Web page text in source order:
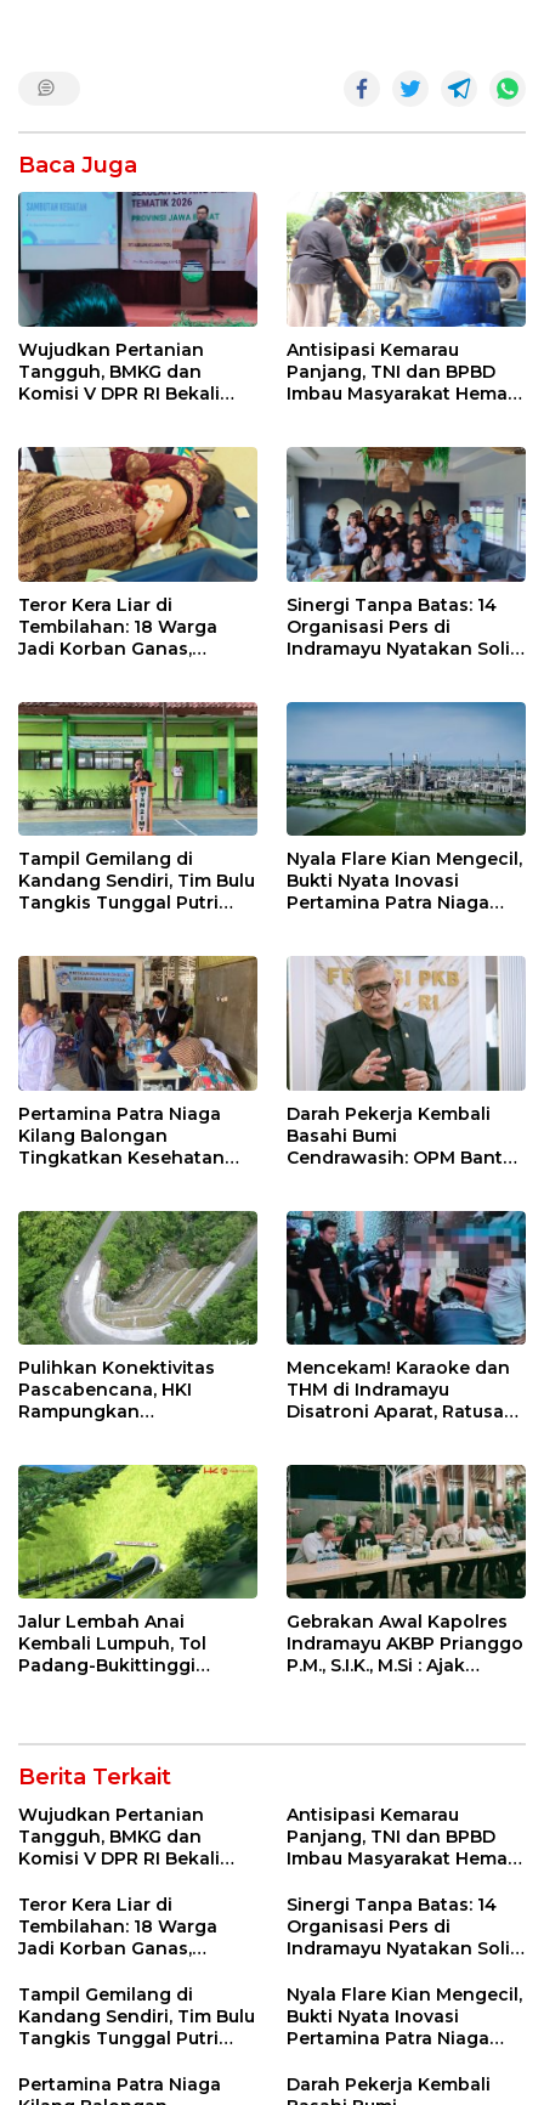
Baca Juga
Wujudkan Pertanian
Tangguh, BMKG dan
Komisi V DPR RI Bekali
Antisipasi Kemarau
Panjang, TNI dan BPBD
Imbau Masyarakat Hemat
Teror Kera Liar di
Tembilahan: 18 Warga
Jadi Korban Ganas,
Sinergi Tanpa Batas: 14
Organisasi Pers di
Indramayu Nyatakan Solid
Tampil Gemilang di
Kandang Sendiri, Tim Bulu
Tangkis Tunggal Putri
Jatibarang 2026
Nyala Flare Kian Mengecil,
Bukti Nyata Inovasi
Pertamina Patra Niaga
Pertamina Patra Niaga
Kilang Balongan
Tingkatkan Kesehatan
Rutin dan Edukasi
Perawatan Gigi
Darah Pekerja Kembali
Basahi Bumi
Cendrawasih: OPM Bantai
Pulihkan Konektivitas
Pascabencana, HKI
Rampungkan
Mencekam! Karaoke dan
THM di Indramayu
Disatroni Aparat, Ratusan
Jalur Lembah Anai
Kembali Lumpuh, Tol
Padang-Bukittinggi
Gebrakan Awal Kapolres
Indramayu AKBP Prianggo
P.M., S.I.K., M.Si : Ajak
Berita Terkait
Wujudkan Pertanian
Tangguh, BMKG dan
Komisi V DPR RI Bekali
Sekolah Lapang Iklim
Antisipasi Kemarau
Panjang, TNI dan BPBD
Imbau Masyarakat Hemat
Kebakaran
Teror Kera Liar di
Tembilahan: 18 Warga
Jadi Korban Ganas,
12 Jahitan!
Sinergi Tanpa Batas: 14
Organisasi Pers di
Indramayu Nyatakan Solid
Tampil Gemilang di
Kandang Sendiri, Tim Bulu
Tangkis Tunggal Putri
Juara Porseni KKMTs
Nyala Flare Kian Mengecil,
Bukti Nyata Inovasi
Pertamina Patra Niaga
Net Zero Emission 2060
Pertamina Patra Niaga
Darah Pekerja Kembali